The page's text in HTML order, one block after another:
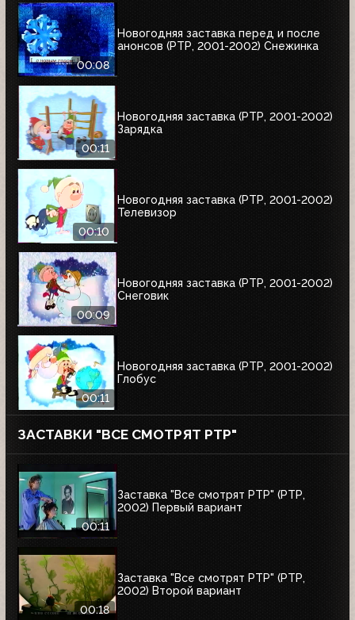
00:08
Новогодняя заставка перед и после
анонсов (РТР, 2001-2002) Снежинка
00:11
Новогодняя заставка (РТР, 2001-2002)
Зарядка
00:10
Новогодняя заставка (РТР, 2001-2002)
Телевизор
00:09
Новогодняя заставка (РТР, 2001-2002)
Снеговик
00:11
Новогодняя заставка (РТР, 2001-2002)
Глобус
ЗАСТАВКИ "ВСЕ СМОТРЯТ РТР"
00:11
Заставка "Все смотрят РТР" (РТР,
2002) Первый вариант
00:18
Заставка "Все смотрят РТР" (РТР,
2002) Второй вариант